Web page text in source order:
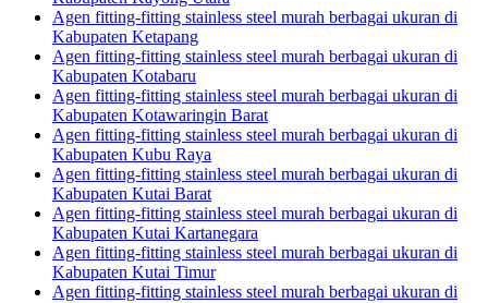
Agen fitting-fitting stainless steel murah berbagai ukuran di
Kabupaten Ketapang
Agen fitting-fitting stainless steel murah berbagai ukuran di
Kabupaten Kotabaru
Agen fitting-fitting stainless steel murah berbagai ukuran di
Kabupaten Kotawaringin Barat
Agen fitting-fitting stainless steel murah berbagai ukuran di
Kabupaten Kubu Raya
Agen fitting-fitting stainless steel murah berbagai ukuran di
Kabupaten Kutai Barat
Agen fitting-fitting stainless steel murah berbagai ukuran di
Kabupaten Kutai Kartanegara
Agen fitting-fitting stainless steel murah berbagai ukuran di
Kabupaten Kutai Timur
Agen fitting-fitting stainless steel murah berbagai ukuran di